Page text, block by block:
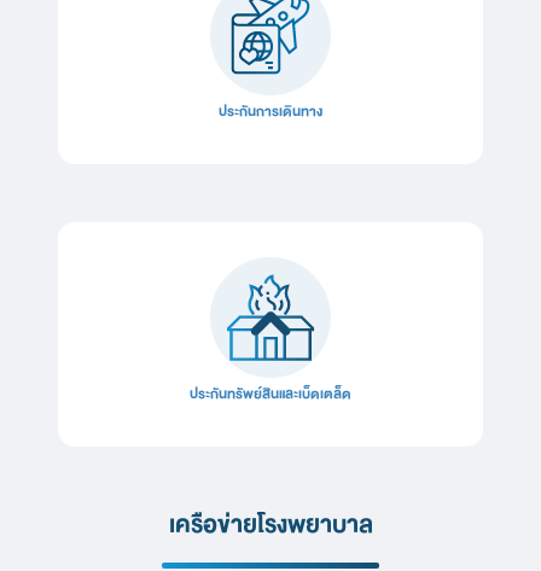
ประกันการเดินทาง
ประกันทรัพย์สินและเบ็ดเตล็ด
เครือข่ายโรงพยาบาล